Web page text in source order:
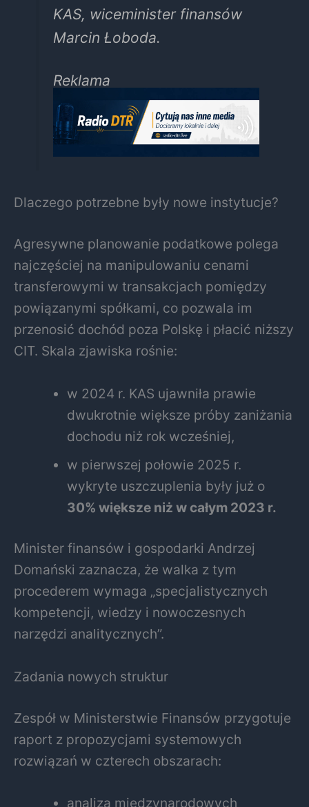
KAS, wiceminister finansów
Marcin Łoboda.
Reklama
Dlaczego potrzebne były nowe instytucje?
Agresywne planowanie podatkowe polega
najczęściej na manipulowaniu cenami
transferowymi w transakcjach pomiędzy
powiązanymi spółkami, co pozwala im
przenosić dochód poza Polskę i płacić niższy
CIT. Skala zjawiska rośnie:
w 2024 r. KAS ujawniła prawie
dwukrotnie większe próby zaniżania
dochodu niż rok wcześniej,
w pierwszej połowie 2025 r.
wykryte uszczuplenia były już o
30% większe niż w całym 2023 r.
Minister finansów i gospodarki Andrzej
Domański zaznacza, że walka z tym
procederem wymaga „specjalistycznych
kompetencji, wiedzy i nowoczesnych
narzędzi analitycznych”.
Zadania nowych struktur
Zespół w Ministerstwie Finansów przygotuje
raport z propozycjami systemowych
rozwiązań w czterech obszarach:
analiza międzynarodowych